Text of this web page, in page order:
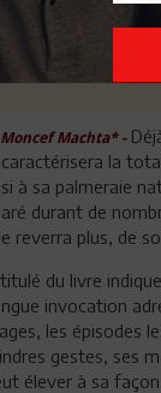
Moncef Machta* -
la
à sa palmeraie
durant de
reverra plus, de
du livre
invocation
les épisodes
gestes, ses
élever à sa